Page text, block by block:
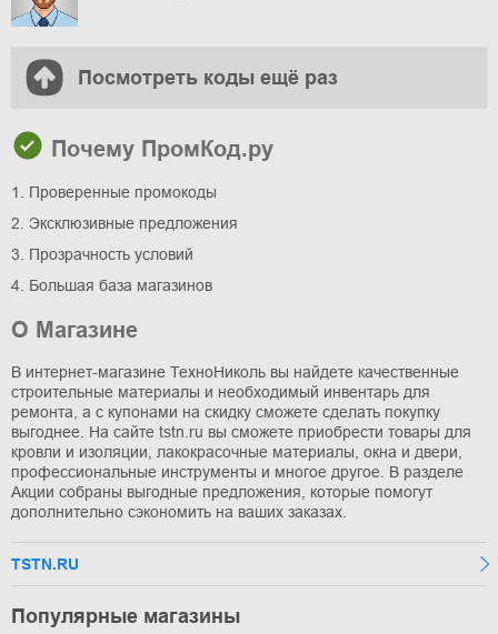
Посмотреть коды ещё раз
Почему ПромКод.ру
1. Проверенные промокоды
2. Эксклюзивные предложения
3. Прозрачность условий
4. Большая база магазинов
О Магазине
В интернет-магазине ТехноНиколь вы найдете качественные
строительные материалы и необходимый инвентарь для
ремонта, а с купонами на скидку сможете сделать покупку
выгоднее. На сайте tstn.ru вы сможете приобрести товары для
кровли и изоляции, лакокрасочные материалы, окна и двери,
профессиональные инструменты и многое другое. В разделе
Акции собраны выгодные предложения, которые помогут
дополнительно сэкономить на ваших заказах.
TSTN.RU
Популярные магазины